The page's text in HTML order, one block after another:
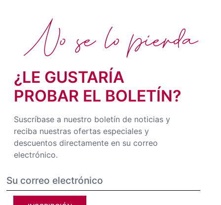
¿LE GUSTARÍA
PROBAR EL BOLETÍN?
Suscríbase a nuestro boletín de noticias y
reciba nuestras ofertas especiales y
descuentos directamente en su correo
electrónico.
No se lo pierda